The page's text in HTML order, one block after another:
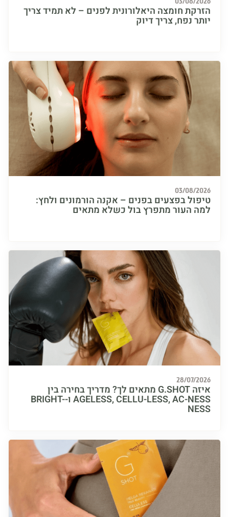
חומצה היאלורונית לפנים – לא תמיד צריך
נפח, צריך דיוק
03/08/
בפצעים בפנים – אקנה הורמונים ולחץ:
העור מתפרץ בול כשלא מתאים
28/07/
איזה G.SHOT מתאים לך? מדריך בחירה בין
AGELESS, CELLU-LESS, AC-NESS ו-BRIGHT-